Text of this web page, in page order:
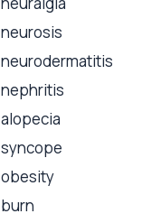
neurosis
neurodermatitis
nephritis
alopecia
syncope
obesity
burn